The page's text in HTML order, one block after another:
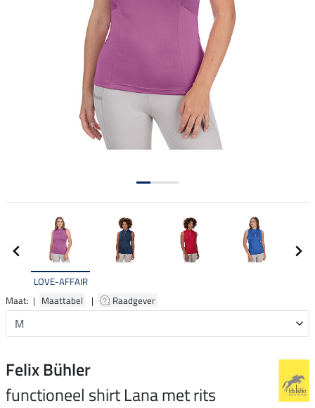
LOVE-AFFAIR
Maat: | Maattabel | Raadgever
Felix Bühler
functioneel shirt Lana met rits